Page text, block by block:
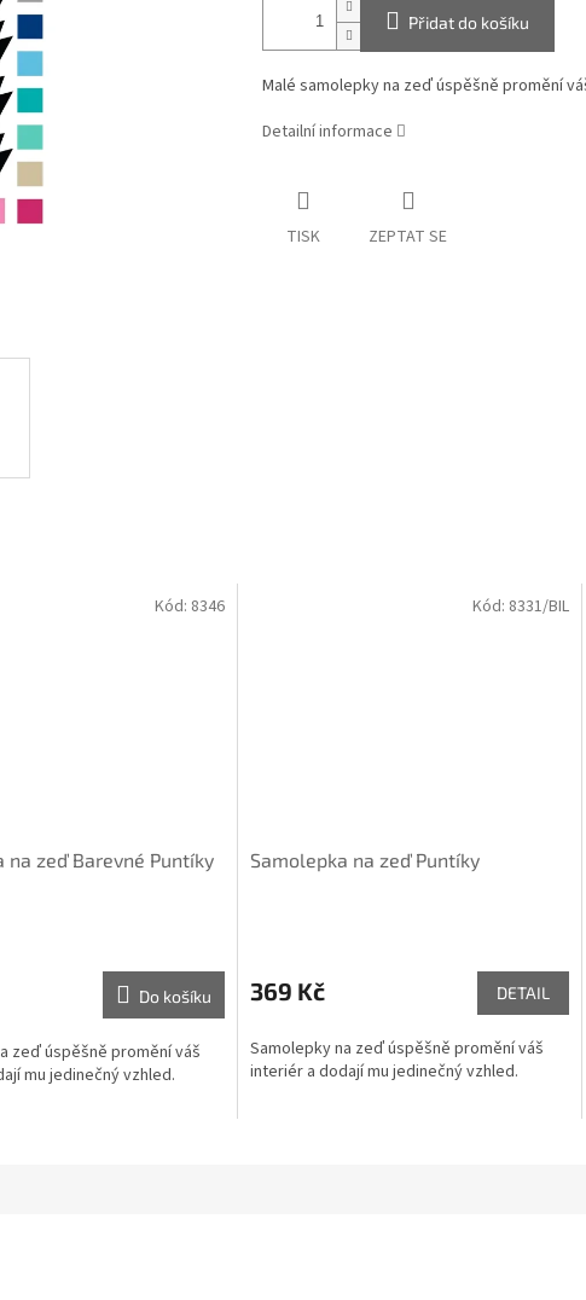
Přidat do košíku
Malé samolepky na zeď úspěšně promění
Detailní informace
TISK ZEPTAT SE
na zeď Barevné Puntíky
Do košíku
zeď úspěšně promění váš
mu jedinečný vzhled.
Kód: 8346
Samolepka na zeď Puntíky
369 Kč DETAIL
Samolepky na zeď úspěšně promění váš
interiér a dodají mu jedinečný vzhled.
Kód: 8331/BIL